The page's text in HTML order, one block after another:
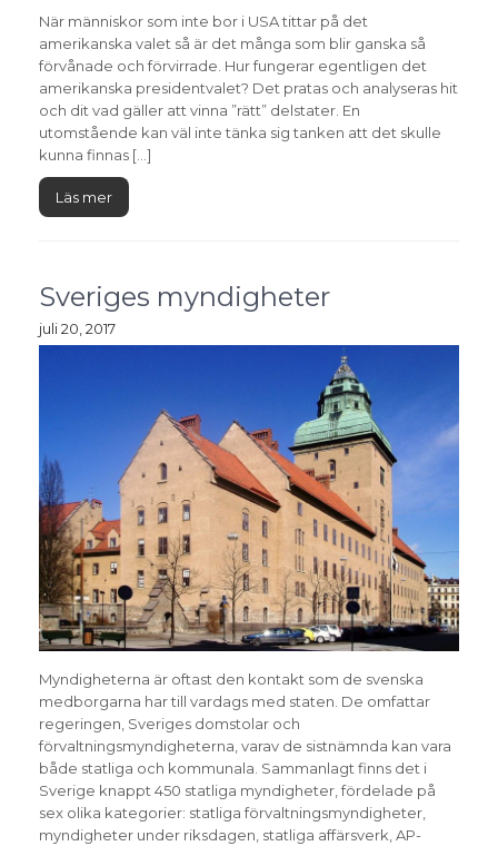
När människor som inte bor i USA tittar på det
amerikanska valet så är det många som blir ganska så
förvånade och förvirrade. Hur fungerar egentligen det
amerikanska presidentvalet? Det pratas och analyseras hit
och dit vad gäller att vinna ”rätt” delstater. En
utomstående kan väl inte tänka sig tanken att det skulle
kunna finnas […]
Läs mer
Sveriges myndigheter
juli 20, 2017
Myndigheterna är oftast den kontakt som de svenska
medborgarna har till vardags med staten. De omfattar
regeringen, Sveriges domstolar och
förvaltningsmyndigheterna, varav de sistnämnda kan vara
både statliga och kommunala. Sammanlagt finns det i
Sverige knappt 450 statliga myndigheter, fördelade på
sex olika kategorier: statliga förvaltningsmyndigheter,
myndigheter under riksdagen, statliga affärsverk, AP-